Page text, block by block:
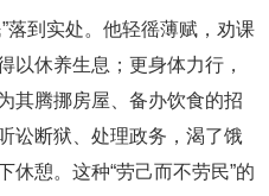
落到实处。他轻徭薄赋，劝课
以休养生息；更身体力行，
其腾挪房屋、备办饮食的招
讼断狱、处理政务，渴了饿
休憩。这种“劳己而不劳民”的